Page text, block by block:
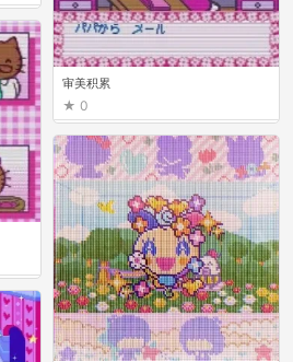
审美积累
0